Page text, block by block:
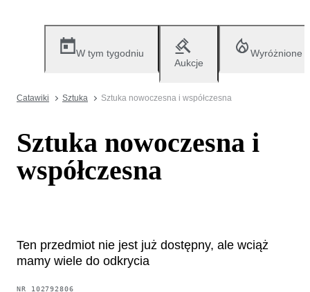
W tym tygodniu
Aukcje
Wyróżnione
Catawiki Sztuka Sztuka nowoczesna i współczesna
Sztuka nowoczesna i
współczesna
Ten przedmiot nie jest już dostępny, ale wciąż
mamy wiele do odkrycia
NR 102792806